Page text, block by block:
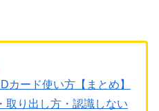
カード使い方【まとめ】
取り出し方・認識しない